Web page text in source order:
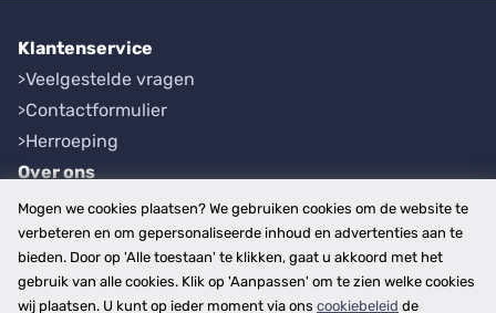
Klantenservice
Veelgestelde vragen
Contactformulier
Herroeping
Over ons
Bedrijfsgegevens
Werkwijze
Overzichten
Plaatsen
Mogen we cookies plaatsen? We gebruiken cookies om de website te
verbeteren en om gepersonaliseerde inhoud en advertenties aan te
bieden. Door op 'Alle toestaan' te klikken, gaat u akkoord met het
gebruik van alle cookies. Klik op 'Aanpassen' om te zien welke cookies
wij plaatsen. U kunt op ieder moment via ons cookiebeleid de